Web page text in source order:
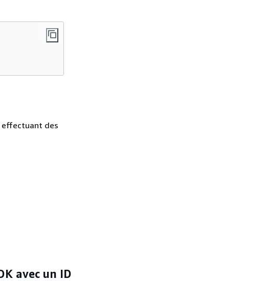
effectuant des
avec un ID